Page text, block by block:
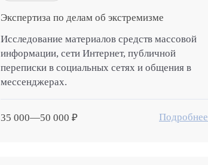
Экспертиза по делам об экстремизме
Исследование материалов средств массовой
информации, сети Интернет, публичной
переписки в социальных сетях и общения в
мессенджерах.
35 000—50 000 ₽ Подробнее